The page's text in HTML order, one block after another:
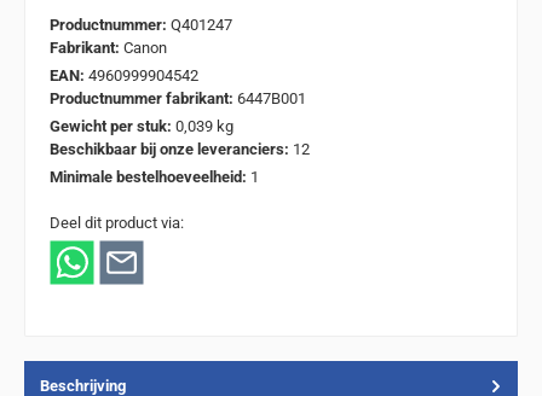
Productnummer: Q401247
Fabrikant: Canon
EAN: 4960999904542
Productnummer fabrikant: 6447B001
Gewicht per stuk: 0,039 kg
Beschikbaar bij onze leveranciers: 12
Minimale bestelhoeveelheid: 1
Deel dit product via:
Beschrijving